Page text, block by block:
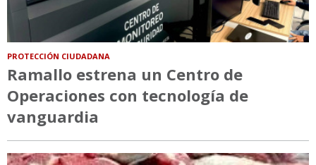
PROTECCIÓN CIUDADANA
Ramallo estrena un Centro de
Operaciones con tecnología de
vanguardia